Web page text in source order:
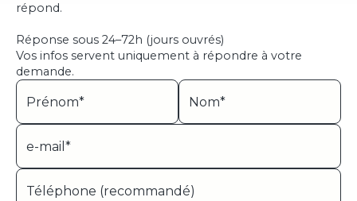
répond.
Réponse sous 24–72h (jours ouvrés)
Vos infos servent uniquement à répondre à votre
demande.